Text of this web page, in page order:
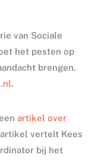
van Sociale
het pesten op
brengen.
.
artikel over
vertelt Kees
bij het